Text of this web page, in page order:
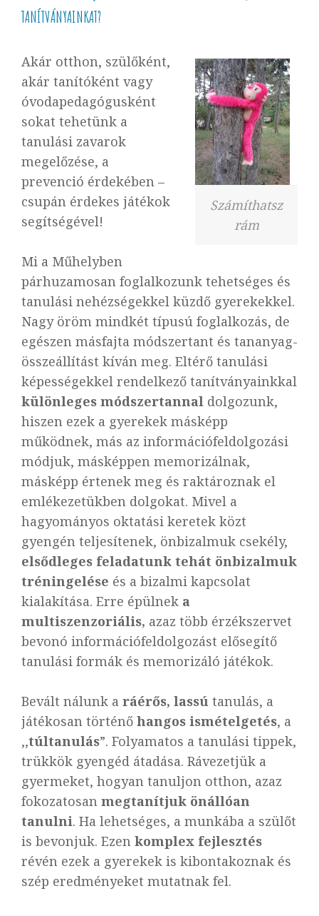
TANÍTVÁNYAINKAT?
Számíthatsz
rám
Akár otthon, szülőként,
akár tanítóként vagy
óvodapedagógusként
sokat tehetünk a
tanulási zavarok
megelőzése, a
prevenció érdekében –
csupán érdekes játékok
segítségével!
Mi a Műhelyben
párhuzamosan foglalkozunk tehetséges és
tanulási nehézségekkel küzdő gyerekekkel.
Nagy öröm mindkét típusú foglalkozás, de
egészen másfajta módszertant és tananyag-
összeállítást kíván meg. Eltérő tanulási
képességekkel rendelkező tanítványainkkal
különleges módszertannal dolgozunk,
hiszen ezek a gyerekek másképp
működnek, más az információfeldolgozási
módjuk, másképpen memorizálnak,
másképp értenek meg és raktároznak el
emlékezetükben dolgokat. Mivel a
hagyományos oktatási keretek közt
gyengén teljesítenek, önbizalmuk csekély,
elsődleges feladatunk tehát önbizalmuk
tréningelése és a bizalmi kapcsolat
kialakítása. Erre épülnek a
multiszenzoriális, azaz több érzékszervet
bevonó információfeldolgozást elősegítő
tanulási formák és memorizáló játékok.
Bevált nálunk a ráérős, lassú tanulás, a
játékosan történő hangos ismételgetés, a
,,túltanulás”. Folyamatos a tanulási tippek,
trükkök gyengéd átadása. Rávezetjük a
gyermeket, hogyan tanuljon otthon, azaz
fokozatosan megtanítjuk önállóan
tanulni. Ha lehetséges, a munkába a szülőt
is bevonjuk. Ezen komplex fejlesztés
révén ezek a gyerekek is kibontakoznak és
szép eredményeket mutatnak fel.